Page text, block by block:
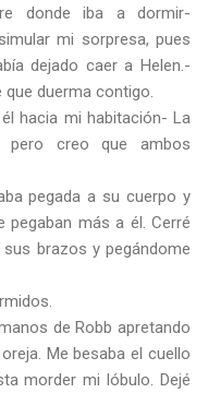
donde iba a dormir-
mi sorpresa, pues
dejado caer a Helen.-
duerma contigo.
hacia mi habitación- La
pero creo que ambos
pegada a su cuerpo y
más a él. Cerré
brazos y pegándome
de Robb apretando
Me besaba el cuello
morder mi lóbulo. Dejé